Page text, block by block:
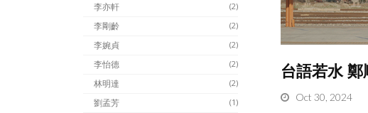
(2)
李亦軒
(2)
李剛齡
(2)
李婉貞
(2)
李怡德
(2)
林明達
(1)
劉孟芳
台語若水 鄭
Oct 30, 2024